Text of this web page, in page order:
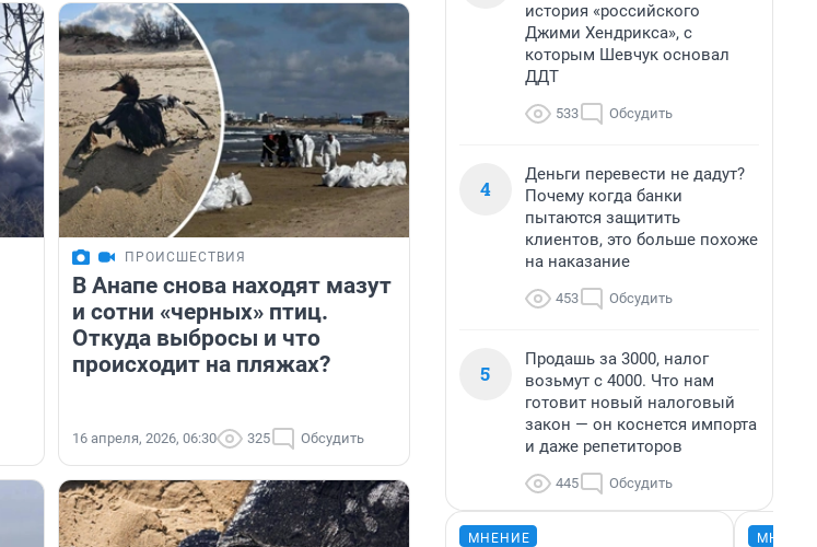
ПРОИСШЕСТВИЯ
В Анапе снова находят мазут
и сотни «черных» птиц.
Откуда выбросы и что
происходит на пляжах?
16 апреля, 2026, 06:30 325 Обсудить
история «российского
Джими Хендрикса», с
которым Шевчук основал
ДДТ
533 Обсудить
4
Деньги перевести не дадут?
Почему когда банки
пытаются защитить
клиентов, это больше похоже
на наказание
453 Обсудить
5
Продашь за 3000, налог
возьмут с 4000. Что нам
готовит новый налоговый
закон — он коснется импорта
и даже репетиторов
445 Обсудить
МНЕНИЕ